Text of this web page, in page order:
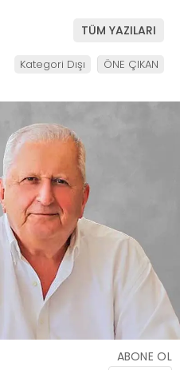
TÜM YAZILARI
Kategori Dışı ÖNE ÇIKAN
ABONE OL